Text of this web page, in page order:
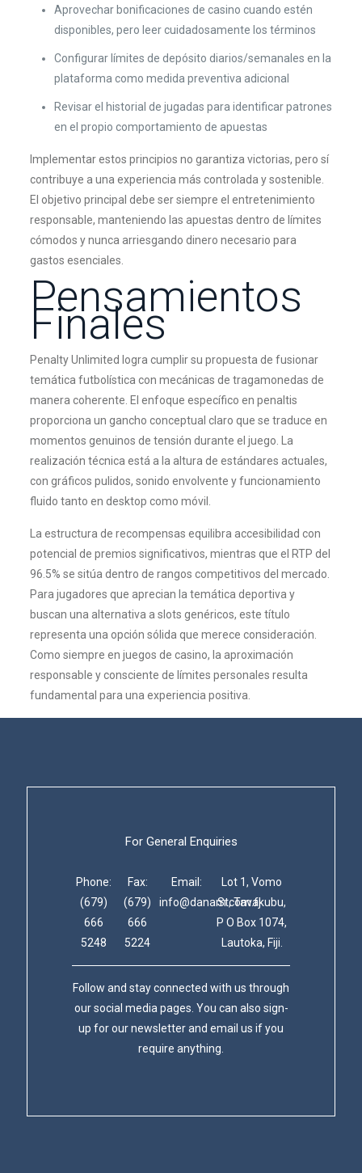
Aprovechar bonificaciones de casino cuando estén
disponibles, pero leer cuidadosamente los términos
Configurar límites de depósito diarios/semanales en la
plataforma como medida preventiva adicional
Revisar el historial de jugadas para identificar patrones
en el propio comportamiento de apuestas
Implementar estos principios no garantiza victorias, pero sí
contribuye a una experiencia más controlada y sostenible.
El objetivo principal debe ser siempre el entretenimiento
responsable, manteniendo las apuestas dentro de límites
cómodos y nunca arriesgando dinero necesario para
gastos esenciales.
Pensamientos
Finales
Penalty Unlimited logra cumplir su propuesta de fusionar
temática futbolística con mecánicas de tragamonedas de
manera coherente. El enfoque específico en penaltis
proporciona un gancho conceptual claro que se traduce en
momentos genuinos de tensión durante el juego. La
realización técnica está a la altura de estándares actuales,
con gráficos pulidos, sonido envolvente y funcionamiento
fluido tanto en desktop como móvil.
La estructura de recompensas equilibra accesibilidad con
potencial de premios significativos, mientras que el RTP del
96.5% se sitúa dentro de rangos competitivos del mercado.
Para jugadores que aprecian la temática deportiva y
buscan una alternativa a slots genéricos, este título
representa una opción sólida que merece consideración.
Como siempre en juegos de casino, la aproximación
responsable y consciente de límites personales resulta
fundamental para una experiencia positiva.
For General Enquiries
Phone:
(679)
666
5248
Fax:
(679)
666
5224
Email:
info@danam.com.fj
Lot 1, Vomo
St, Tavakubu,
P O Box 1074,
Lautoka, Fiji.
Follow and stay connected with us through
our social media pages. You can also sign-
up for our newsletter and email us if you
require anything.